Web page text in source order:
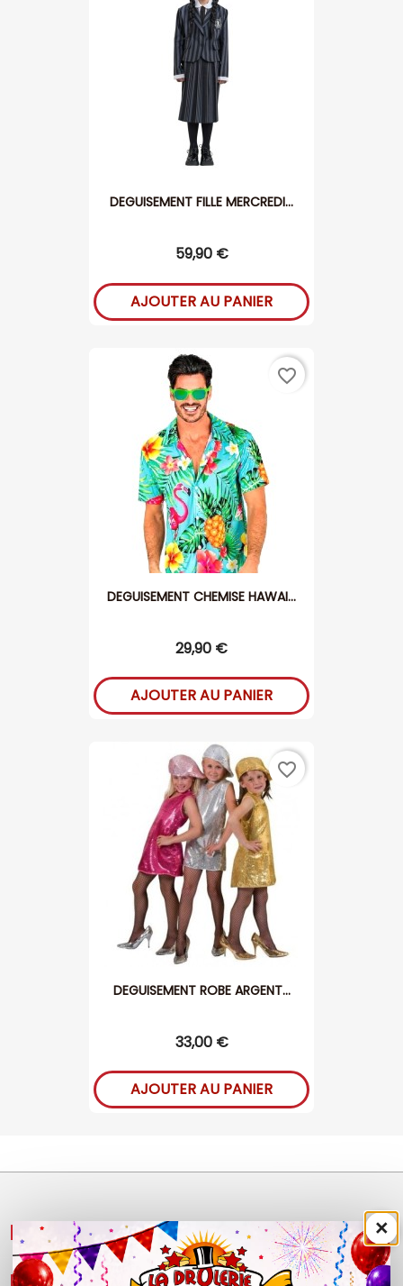
DEGUISEMENT FILLE MERCREDI...
59,90 €
AJOUTER AU PANIER
DEGUISEMENT CHEMISE HAWAI...
29,90 €
AJOUTER AU PANIER
favorite_border
DEGUISEMENT ROBE ARGENT...
33,00 €
AJOUTER AU PANIER
favorite_border
NOS PRODUITS 

×